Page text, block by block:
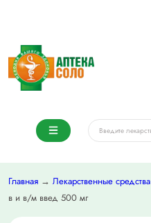
Главная → Лекарственные средства
в и в/м введ 500 мг